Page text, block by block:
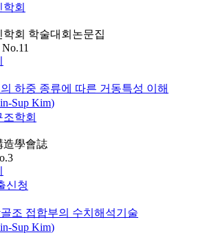
회
학회 학술대회논문집
하중 종류에 따른 거동특성 이해
Sup Kim)
학회
造學會誌
신청
조 접합부의 수치해석기술
Sup Kim)